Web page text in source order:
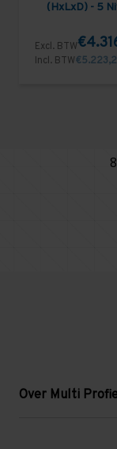
(HxLxD) - 5
Excl. BTW
Incl. BTW
Over Multi